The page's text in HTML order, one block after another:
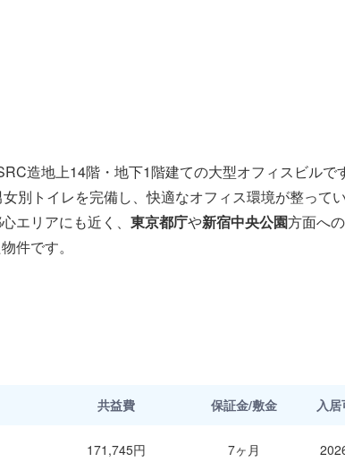
造地上14階・地下1階建ての大型オフィスビルで
別トイレを完備し、快適なオフィス環境が整って
エリアにも近く、 東京都庁や新宿中央公園方面へ
件です。
共益費 保証金/敷金 入居
171,745円 7ヶ月